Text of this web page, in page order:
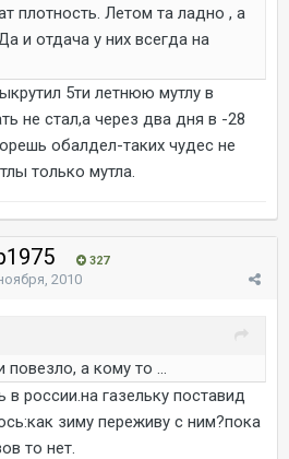
плотность. Летом та ладно , а
и отдача у них всегда на
5ти летнюю мутлу в
не стал,а через два дня в -28
обалдел-таких чудес не
только мутла.
327
2010
а кому то ...
в россии.на газельку поставид
зиму переживу с ним?пока
то нет.